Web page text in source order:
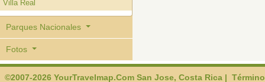
Villa Real
Parques Nacionales
Fotos
©2007-2026 YourTravelmap.Com San Jose, Costa Rica |